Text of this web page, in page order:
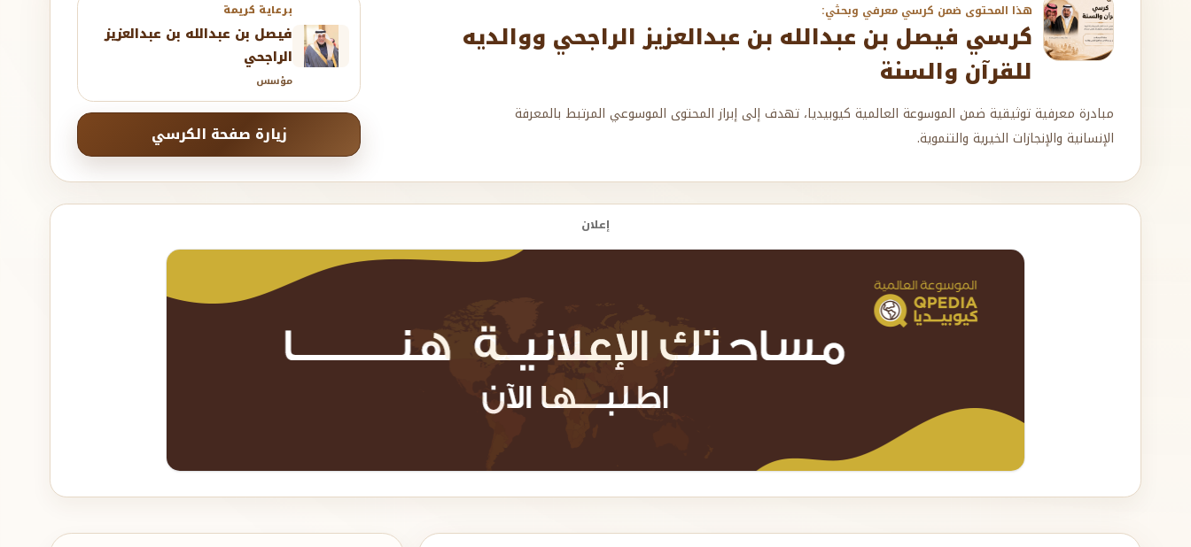
هذا المحتوى ضمن كرسي معرفي وبحثي:
كرسي فيصل بن عبدالله بن عبدالعزيز الراجحي ووالديه
للقرآن والسنة
مبادرة معرفية توثيقية ضمن الموسوعة العالمية كيوبيديا، تهدف إلى إبراز المحتوى الموسوعي المرتبط بالمعرفة
الإنسانية والإنجازات الخيرية والتنموية.
برعاية كريمة
فيصل بن عبدالله بن عبدالعزيز
الراجحي
مؤسس
زيارة صفحة الكرسي
إعلان